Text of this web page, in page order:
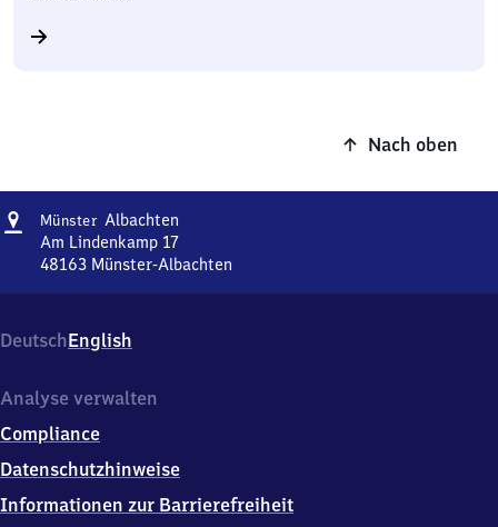
Nach oben
Adresse
Münster AlbachtenMünster-
Albachten
Am Lindenkamp 17
48163 Münster-Albachten
Am
Lindenkamp
4
1
6
Münster-
DeutschEnglish
Analyse verwalten
Compliance
Datenschutzhinweise
Informationen zur Barrierefreiheit